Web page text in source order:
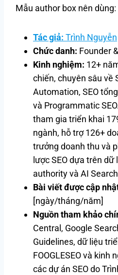
Mẫu author box nên dùng:
Tác giả: Trình Nguyễn
Chức danh: Founder
Kinh nghiệm: 12+
chiến, chuyên sâu về
Automation, SEO
và Programmatic
tham gia triển khai
ngành, hỗ trợ 126+
trưởng doanh thu và
lược SEO dựa trên dữ
authority và AI
Bài viết được cập
[ngày/tháng/năm]
Nguồn tham khảo
Central, Google
Guidelines, dữ liệu
FOOGLESEO và
các dự án SEO do